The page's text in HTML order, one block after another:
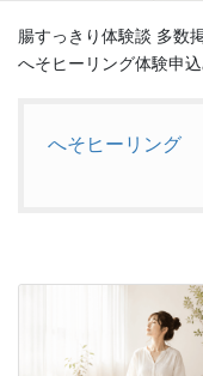
腸すっきり体験談 多数
へそヒーリング体験申
へそヒーリング
2026年8月6日 ブログ